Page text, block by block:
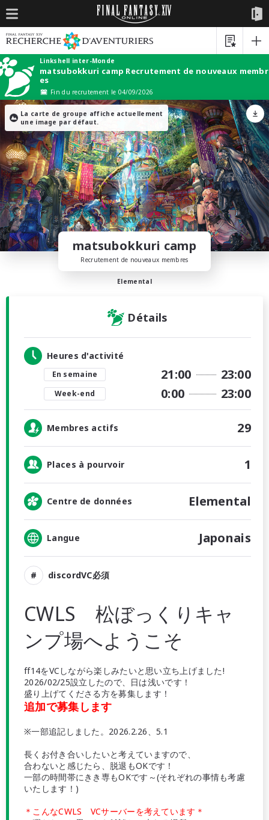
Linkshell inter-Monde
matsubokkuri camp Recrutement de nouveaux membr
es
Fin du recrutement le 04/09/2026
matsubokkuri camp
Recrutement de nouveaux membres
Elemental
La carte de groupe affiche actuellement
une image par défaut.
Détails
Heures d'activité
En semaine 21:00 23:00
Week-end 0:00 23:00
Membres actifs 29
Places à pourvoir 1
Centre de données Elemental
Langue Japonais
discordVC必須
CWLS 松ぼっくりキャ
ンプ場へようこそ
ff14をVCしながら楽しみたいと思い立ち上げました!
2026/02/25設立したので、日は浅いです！
盛り上げてくださる方を募集します！
追加で募集します
※一部追記しました。2026.2.26、5.1
長くお付き合いしたいと考えていますので、
合わないと感じたら、脱退もOKです！
一部の時間帯にきき専もOKです～(それぞれの事情も考慮
いたします！)
＊こんなCWLS VCサーバーを考えています＊